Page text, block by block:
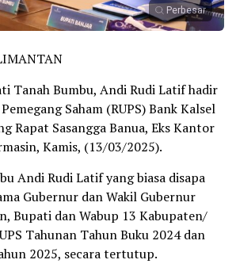
Perbesar
Tanah Bumbu, Andi Rudi Latif hadir
Saham (RUPS) Bank Kalsel
Rapat Sasangga Banua, Eks Kantor
Kamis, (13/03/2025).
Andi Rudi Latif yang biasa disapa
Gubernur dan Wakil Gubernur
Bupati dan Wabup 13 Kabupaten/
Tahunan Tahun Buku 2024 dan
2025, secara tertutup.